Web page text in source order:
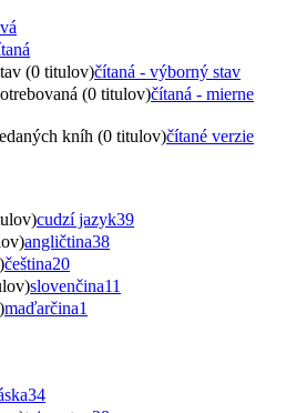
(0 titulov)čítaná - výborný stav
(0 titulov)čítaná - mierne
kníh (0 titulov)čítané verzie
cudzí jazyk39
angličtina38
čeština20
slovenčina11
maďarčina1
34